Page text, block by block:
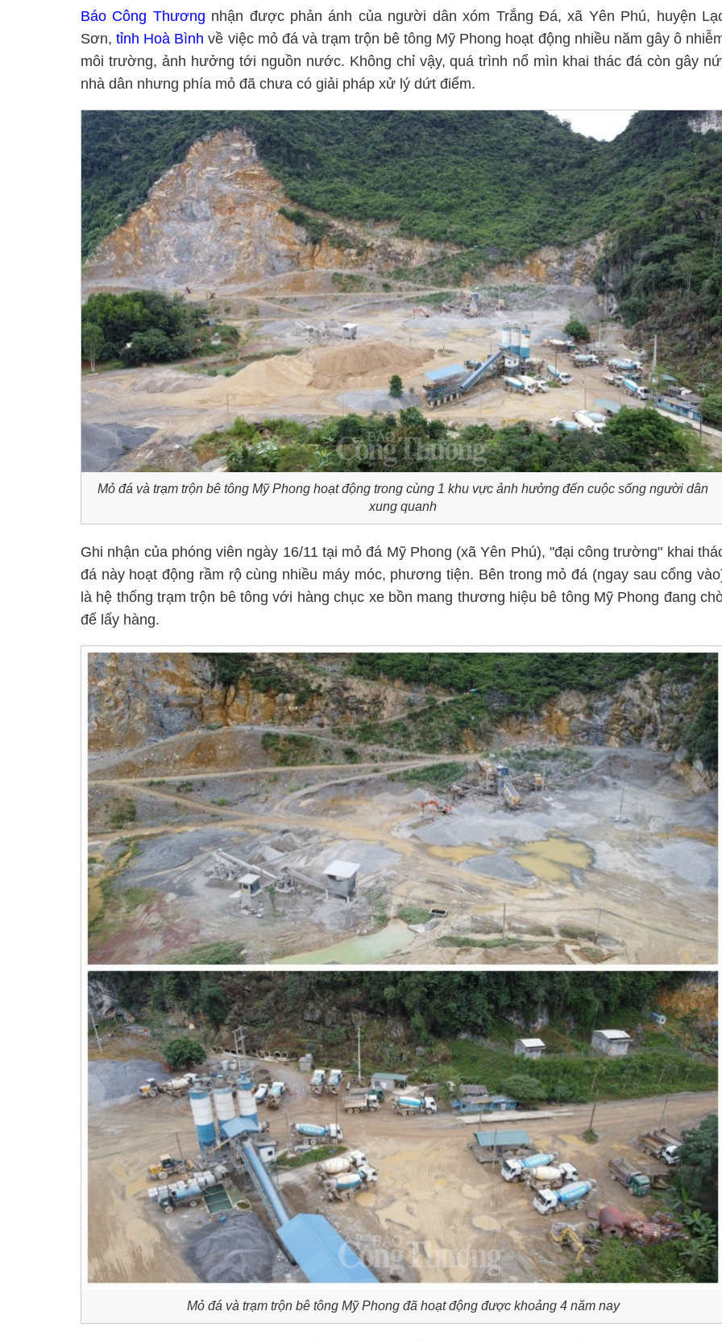
Báo Công Thương nhận được phản ánh của người dân xóm Trắng Đá, xã Yên Phú, huyện
Sơn,tỉnh Hoà Bình về việc mỏ đá và trạm trộn bê tông Mỹ Phong hoạt động nhiều năm gây ô
môi trường, ảnh hưởng tới nguồn nước. Không chỉ vậy, quá trình nổ mìn khai thác đá còn gây
nhà dân nhưng phía mỏ đã chưa có giải pháp xử lý dứt điểm.
Mỏ đá và trạm trộn bê tông Mỹ Phong hoạt động trong cùng 1 khu vực ảnh hưởng đến cuộc sống người dân
xung quanh
Ghi nhận của phóng viên ngày 16/11 tại mỏ đá Mỹ Phong (xã Yên Phú), "đại công trường" khai
đá này hoạt động rầm rộ cùng nhiều máy móc, phương tiện. Bên trong mỏ đá (ngay sau cổng
là hệ thống trạm trộn bê tông với hàng chục xe bồn mang thương hiệu bê tông Mỹ Phong đang
để lấy hàng.
Mỏ đá và trạm trộn bê tông Mỹ Phong đã hoạt động được khoảng 4 năm nay